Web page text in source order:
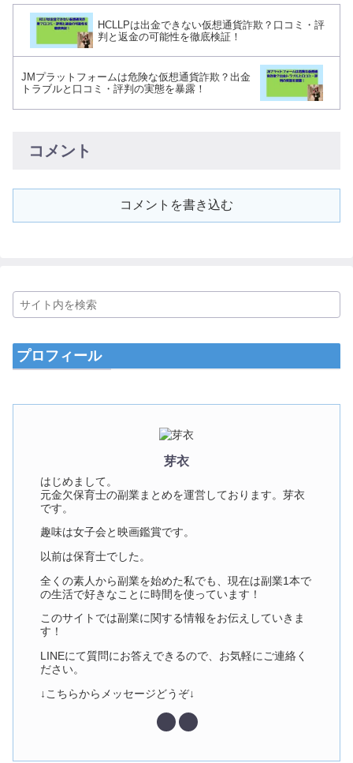
HCLLPは出金できない仮想通貨詐欺？口コミ・評
判と返金の可能性を徹底検証！
JMプラットフォームは危険な仮想通貨詐欺？出金
トラブルと口コミ・評判の実態を暴露！
コメント
コメントを書き込む
プロフィール
芽衣
はじめまして。
元金欠保育士の副業まとめを運営しております。芽衣
です。
趣味は女子会と映画鑑賞です。
以前は保育士でした。
全くの素人から副業を始めた私でも、現在は副業1本で
の生活で好きなことに時間を使っています！
このサイトでは副業に関する情報をお伝えしていきま
す！
LINEにて質問にお答えできるので、お気軽にご連絡く
ださい。
↓こちらからメッセージどうぞ↓